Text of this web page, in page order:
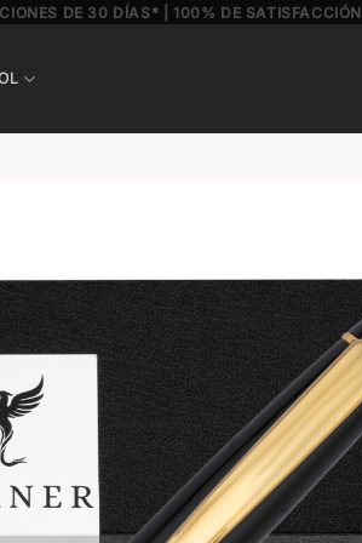
DE 30 DÍAS* | 100% DE SATISFACCIÓN